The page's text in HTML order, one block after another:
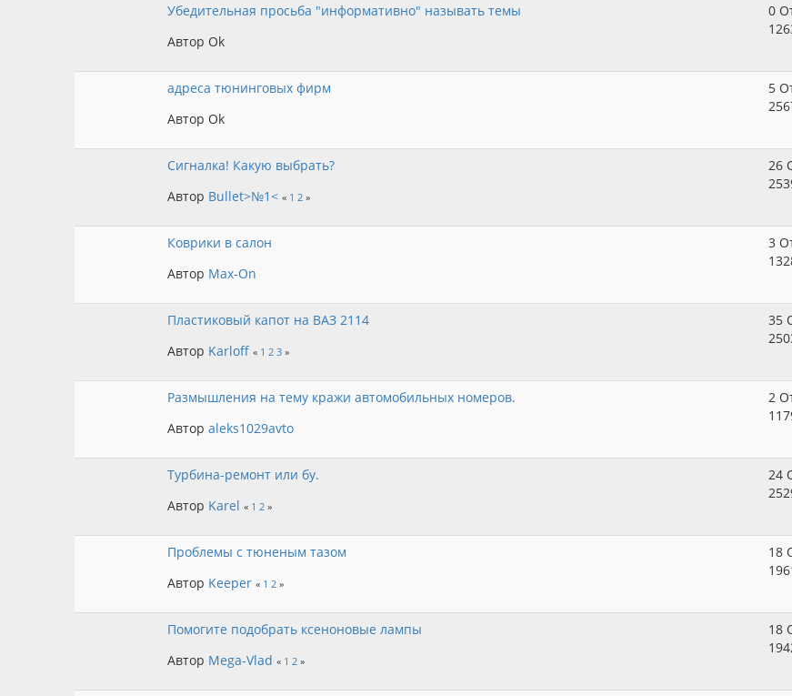
Убедительная просьба "информативно" называть темы
Автор Ok
0
адреса тюнинговых фирм
Автор Ok
5
Сигналка! Какую выбрать?
Автор Bullet>№1< « 1 2 »
26
Коврики в салон
Автор Max-On
3
Пластиковый капот на ВАЗ 2114
Автор Karloff « 1 2 3 »
35
Размышления на тему кражи автомобильных номеров.
Авторaleks1029avto
2
Турбина-ремонт или бу.
Автор Karel « 1 2 »
24
Проблемы с тюненым тазом
Автор Keeper « 1 2 »
18
Помогите подобрать ксеноновые лампы
Автор Mega-Vlad « 1 2 »
18